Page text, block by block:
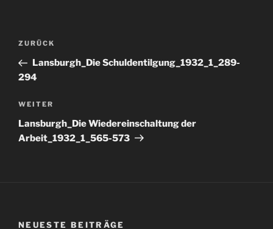
Beitragsnavigation
Vorheriger
Beitrag
ZURÜCK
Lansburgh_Die Schuldentilgung_1932_1_289-
294
Nächster
Beitrag
WEITER
Lansburgh_Die Wiedereinschaltung der
Arbeit_1932_1_565-573
NEUESTE BEITRÄGE